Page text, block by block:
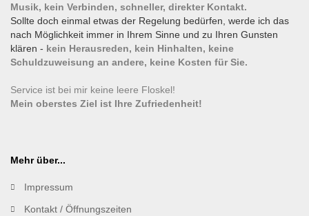
Musik, kein Verbinden, schneller, direkter Kontakt.
Sollte doch einmal etwas der Regelung bedürfen, werde ich das
nach Möglichkeit immer in Ihrem Sinne und zu Ihren Gunsten
klären - kein Herausreden, kein Hinhalten, keine
Schuldzuweisung an andere, keine Kosten für Sie.
Service ist bei mir keine leere Floskel!
Mein oberstes Ziel ist Ihre Zufriedenheit!
Mehr über...
Impressum
Kontakt / Öffnungszeiten